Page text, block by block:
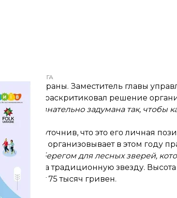
КГГА
елки страны. Заместитель главы
ранее
раскритиковал решение
«сознательно задумана так,
Сидор, уточнив, что это его личная
которая организовывает в этом году
как бы оберегом для лесных зверей,
шляпу на традиционную звезду.
и стоит 75 тысяч гривен.